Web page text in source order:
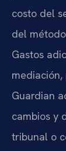
costo del
del
Gastos
mediación,
Guardian
cambios y
tribunal o